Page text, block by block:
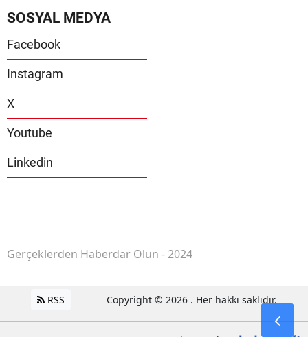
SOSYAL MEDYA
Facebook
Instagram
X
Youtube
Linkedin
Gerçeklerden Haberdar Olun - 2024
RSS Copyright © 2026 . Her hakkı saklıdır.